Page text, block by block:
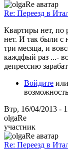
Re: Переезд в
Квартиры нет, по
нет. И так были с
три месяца, и
каждфый раз ...-
депрессию
Войдите или
Втр, 16/04/2013 -
olgaRe
участник
Re: Переезд в